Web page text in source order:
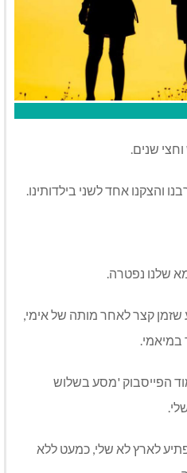
שנים.
והצקנו אחד לשני בילדותינו.
שזמן קצר לאחר מותה של אימי,
הפייסבוק 'מסע בשלוש
לארץ לא שלי, כמעט ללא